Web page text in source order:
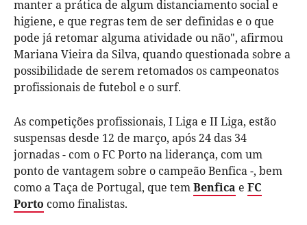
manter a prática de algum distanciamento social e
higiene, e que regras tem de ser definidas e o que
pode já retomar alguma atividade ou não", afirmou
Mariana Vieira da Silva, quando questionada sobre a
possibilidade de serem retomados os campeonatos
profissionais de futebol e o surf.
As competições profissionais, I Liga e II Liga, estão
suspensas desde 12 de março, após 24 das 34
jornadas - com o FC Porto na liderança, com um
ponto de vantagem sobre o campeão Benfica -, bem
como a Taça de Portugal, que temBenfica e FC
Porto como finalistas.